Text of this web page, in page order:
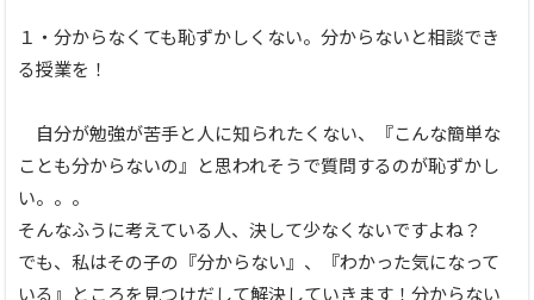
１・分からなくても恥ずかしくない。分からないと相談でき
る授業を！
自分が勉強が苦手と人に知られたくない、『こんな簡単な
ことも分からないの』と思われそうで質問するのが恥ずかし
い。。。
そんなふうに考えている人、決して少なくないですよね？
でも、私はその子の『分からない』、『わかった気になって
いる』ところを見つけだして解決していきます！分からない